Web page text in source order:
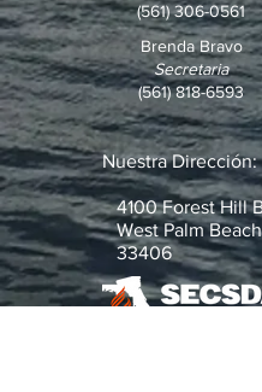
(561) 306-0561
Brenda Bravo
Secretaria
(561) 818-6593
Nuestra Dirección:
4100 Forest Hill
West Palm
33406